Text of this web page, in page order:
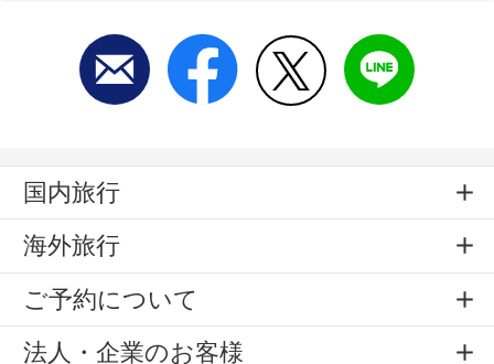
国内旅行
海外旅行
ご予約について
法人・企業のお客様